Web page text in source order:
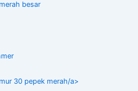
besar
30 pepek merah/a>